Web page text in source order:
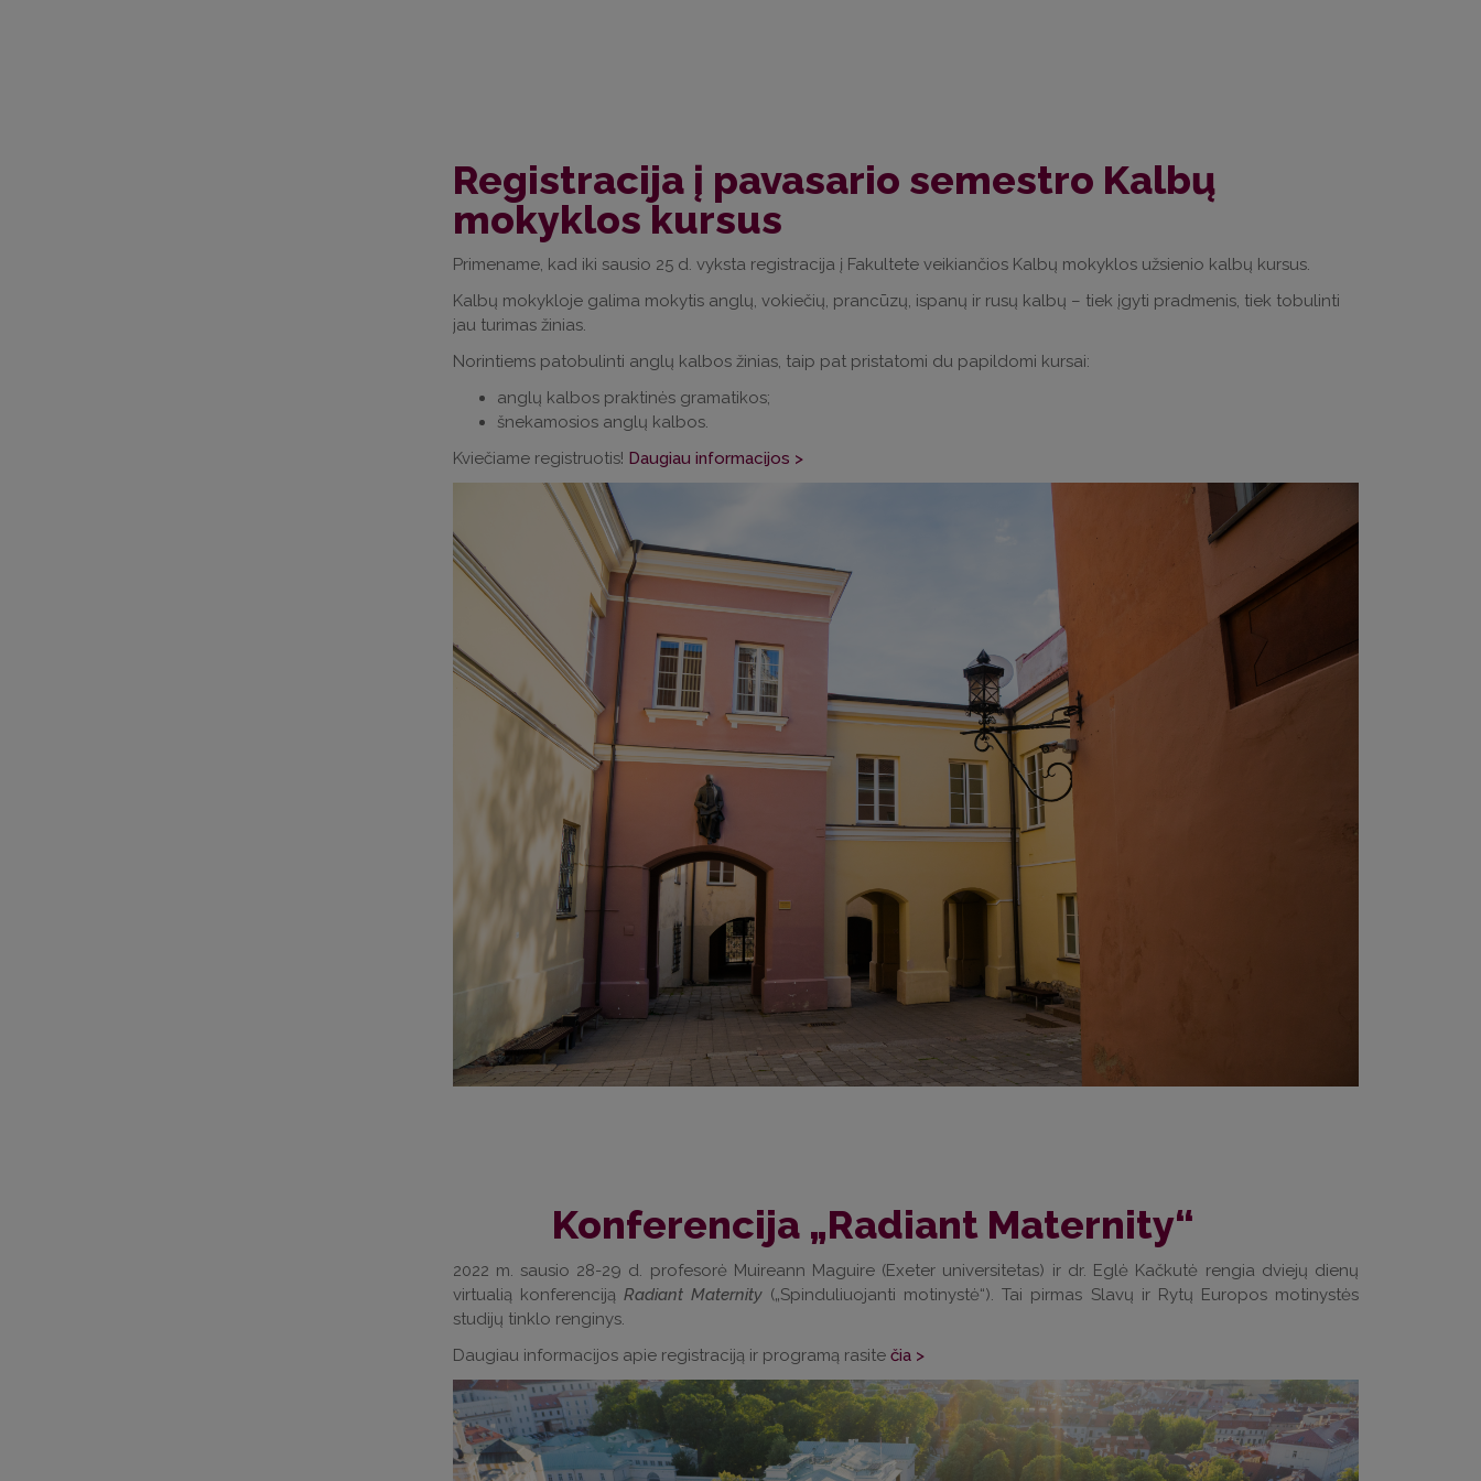
Registracija į pavasario semestro Kalbų
mokyklos kursus
Primename, kad iki sausio 25 d. vyksta registracija į Fakultete veikiančios Kalbų mokyklos užsienio kalbų kursus.
Kalbų mokykloje galima mokytis anglų, vokiečių, prancūzų, ispanų ir rusų kalbų – tiek įgyti pradmenis, tiek tobulinti
jau turimas žinias.
Norintiems patobulinti anglų kalbos žinias, taip pat pristatomi du papildomi kursai:
anglų kalbos praktinės gramatikos;
šnekamosios anglų kalbos.
Kviečiame registruotis! Daugiau informacijos >
Konferencija „Radiant Maternity“
2022 m. sausio 28-29 d. profesorė Muireann Maguire (Exeter universitetas) ir dr. Eglė Kačkutė rengia dviejų dienų
virtualią konferenciją Radiant Maternity(„Spinduliuojanti motinystė“). Tai pirmas Slavų ir Rytų Europos motinystės
studijų tinklo renginys.
Daugiau informacijos apie registraciją ir programą rasite čia >